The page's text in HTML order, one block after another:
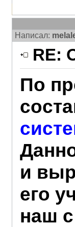
Написал:
RE:
По
и
его
наш